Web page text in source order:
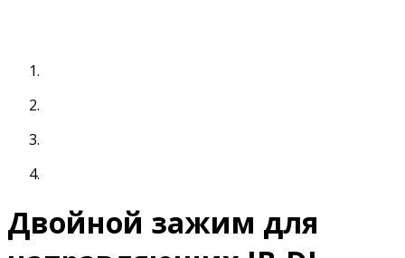
Двойной зажим для